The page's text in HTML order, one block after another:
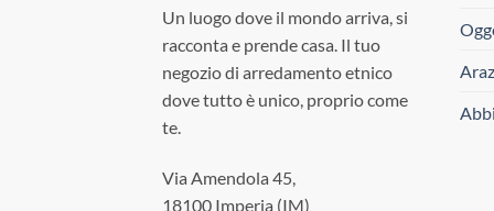
Un luogo dove il mondo arriva, si
racconta e prende casa. Il tuo
negozio di arredamento etnico
dove tutto è unico, proprio come
te.
Via Amendola 45,
18100 Imperia (IM)